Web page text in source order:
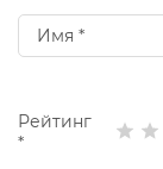
Рейтинг
*